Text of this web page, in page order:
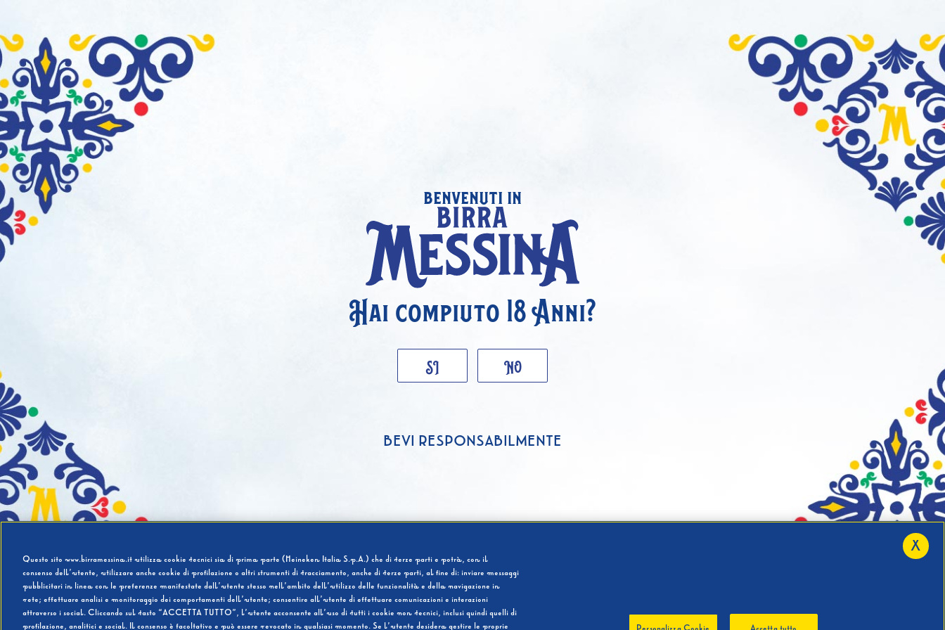
benvenuti in
Hai compiuto 18 Anni?
SI NO
BEVI RESPONSABILMENTE
Questo sito www.birramessina.it utilizza cookie tecnici sia di prima parte (Heineken Italia S.p.A.) che di terze parti e potrà, con il
consenso dell’utente, utilizzare anche cookie di profilazione o altri strumenti di tracciamento, anche di terze parti, al fine di: inviare messaggi
pubblicitari in linea con le preferenze manifestate dall’utente stesso nell’ambito dell’utilizzo delle funzionalità e della navigazione in
rete; effettuare analisi e monitoraggio dei comportamenti dell’utente; consentire all’utente di effettuare comunicazioni e interazioni
attraverso i social. Cliccando sul tasto “ACCETTA TUTTO”, l’utente acconsente all’uso di tutti i cookie non tecnici, inclusi quindi quelli di
profilazione, analitici e social. Il consenso è facoltativo e può essere revocato in qualsiasi momento. Se l’utente desidera gestire le proprie
X